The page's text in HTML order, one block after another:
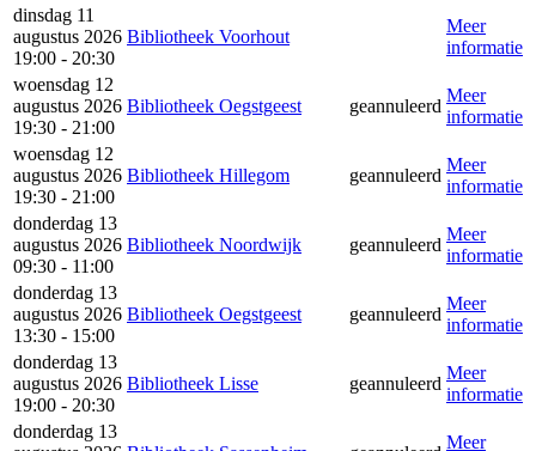
dinsdag 11
augustus 2026
19:00 - 20:30
Bibliotheek Voorhout
Meer
informatie
woensdag 12
augustus 2026
19:30 - 21:00
Bibliotheek Oegstgeest geannuleerd
Meer
informatie
woensdag 12
augustus 2026
19:30 - 21:00
Bibliotheek Hillegom geannuleerd
Meer
informatie
donderdag 13
augustus 2026
09:30 - 11:00
Bibliotheek Noordwijk geannuleerd
Meer
informatie
donderdag 13
augustus 2026
13:30 - 15:00
Bibliotheek Oegstgeest geannuleerd
Meer
informatie
donderdag 13
augustus 2026
19:00 - 20:30
Bibliotheek Lisse geannuleerd
Meer
informatie
donderdag 13
Meer